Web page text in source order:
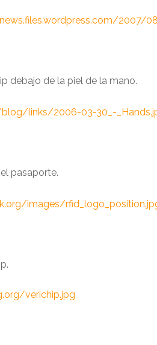
2007/
debajo de la piel de la mano.
links/2006-03-30_-
pasaporte.
images/
verichip.jpg